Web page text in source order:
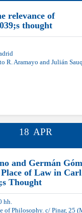
relevance of
thought
R. Aramayo and Julián
18 APR
and Germán
of Law in Carl
Thought
hh.
of Philosophy. c/ Pinar, 25